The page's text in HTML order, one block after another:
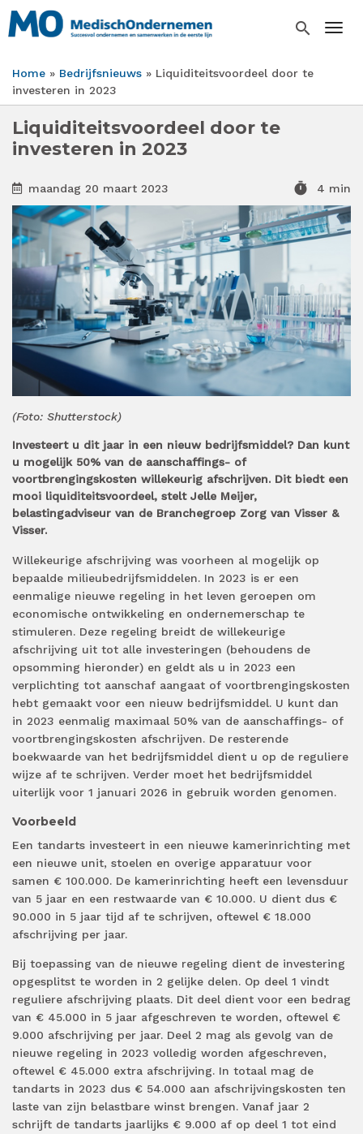
Overslaan
en
inhoud
gaan
search
Kruimelpad
Home Bedrijfsnieuws
Liquiditeitsvoordeel door te
investeren in 2023
Liquiditeitsvoordeel door te
investeren in 2023
maandag 20 maart 2023 timer 4 min
(Foto: Shutterstock)
Investeert u dit jaar in een nieuw bedrijfsmiddel? Dan kunt
u mogelijk 50% van de aanschaffings- of
voortbrengingskosten willekeurig afschrijven. Dit biedt een
mooi liquiditeitsvoordeel, stelt Jelle Meijer,
belastingadviseur van de Branchegroep Zorg van Visser &
Visser.
Willekeurige afschrijving was voorheen al mogelijk op
bepaalde milieubedrijfsmiddelen. In 2023 is er een
eenmalige nieuwe regeling in het leven geroepen om
economische ontwikkeling en ondernemerschap te
stimuleren. Deze regeling breidt de willekeurige
afschrijving uit tot alle investeringen (behoudens de
opsomming hieronder) en geldt als u in 2023 een
verplichting tot aanschaf aangaat of voortbrengingskosten
hebt gemaakt voor een nieuw bedrijfsmiddel. U kunt dan
in 2023 eenmalig maximaal 50% van de aanschaffings- of
voortbrengingskosten afschrijven. De resterende
boekwaarde van het bedrijfsmiddel dient u op de reguliere
wijze af te schrijven. Verder moet het bedrijfsmiddel
uiterlijk voor 1 januari 2026 in gebruik worden genomen.
Voorbeeld
Een tandarts investeert in een nieuwe kamerinrichting met
een nieuwe unit, stoelen en overige apparatuur voor
samen € 100.000. De kamerinrichting heeft een levensduur
van 5 jaar en een restwaarde van € 10.000. U dient dus €
90.000 in 5 jaar tijd af te schrijven, oftewel € 18.000
afschrijving per jaar.
Bij toepassing van de nieuwe regeling dient de investering
opgesplitst te worden in 2 gelijke delen. Op deel 1 vindt
reguliere afschrijving plaats. Dit deel dient voor een bedrag
van € 45.000 in 5 jaar afgeschreven te worden, oftewel €
9.000 afschrijving per jaar. Deel 2 mag als gevolg van de
nieuwe regeling in 2023 volledig worden afgeschreven,
oftewel € 45.000 extra afschrijving. In totaal mag de
tandarts in 2023 dus € 54.000 aan afschrijvingskosten ten
laste van zijn belastbare winst brengen. Vanaf jaar 2
schrijft de tandarts jaarlijks € 9.000 af op deel 1 tot eind